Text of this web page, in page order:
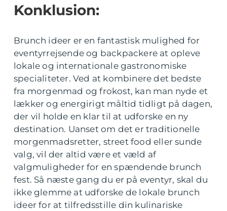
Konklusion:
Brunch ideer er en fantastisk mulighed for
eventyrrejsende og backpackere at opleve
lokale og internationale gastronomiske
specialiteter. Ved at kombinere det bedste
fra morgenmad og frokost, kan man nyde et
lækker og energirigt måltid tidligt på dagen,
der vil holde en klar til at udforske en ny
destination. Uanset om det er traditionelle
morgenmadsretter, street food eller sunde
valg, vil der altid være et væld af
valgmuligheder for en spændende brunch
fest. Så næste gang du er på eventyr, skal du
ikke glemme at udforske de lokale brunch
ideer for at tilfredsstille din kulinariske